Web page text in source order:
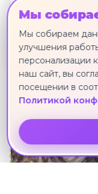
"Три страны
Грузия +
10 дней
Баку · 23 июня ·
Другие
Мы
Мы собираем
улучшения
персонализации
наш сайт, вы
посещении в
Политикой